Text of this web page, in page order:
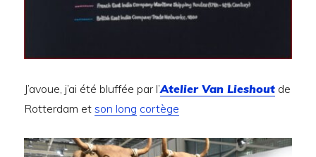
J’avoue, j’ai été bluffée par l’Atelier Van Lieshout de
Rotterdam etson long cortège